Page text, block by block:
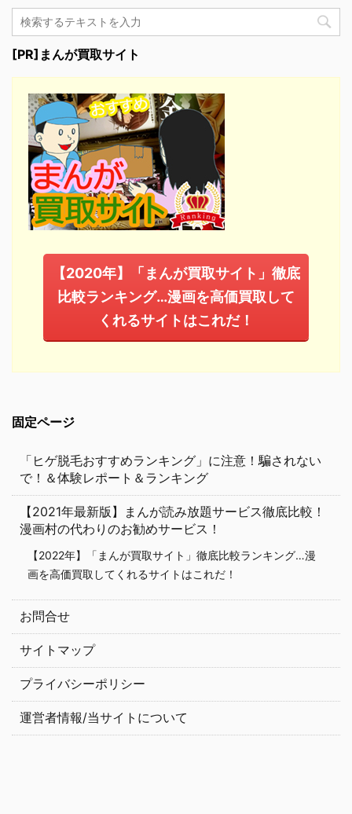
[PR]まんが買取サイト
【2020年】「まんが買取サイト」徹底
比較ランキング…漫画を高価買取して
くれるサイトはこれだ！
固定ページ
「ヒゲ脱毛おすすめランキング」に注意！騙されない
で！＆体験レポート＆ランキング
【2021年最新版】まんが読み放題サービス徹底比較！
漫画村の代わりのお勧めサービス！
【2022年】「まんが買取サイト」徹底比較ランキング…漫
画を高価買取してくれるサイトはこれだ！
お問合せ
サイトマップ
プライバシーポリシー
運営者情報/当サイトについて